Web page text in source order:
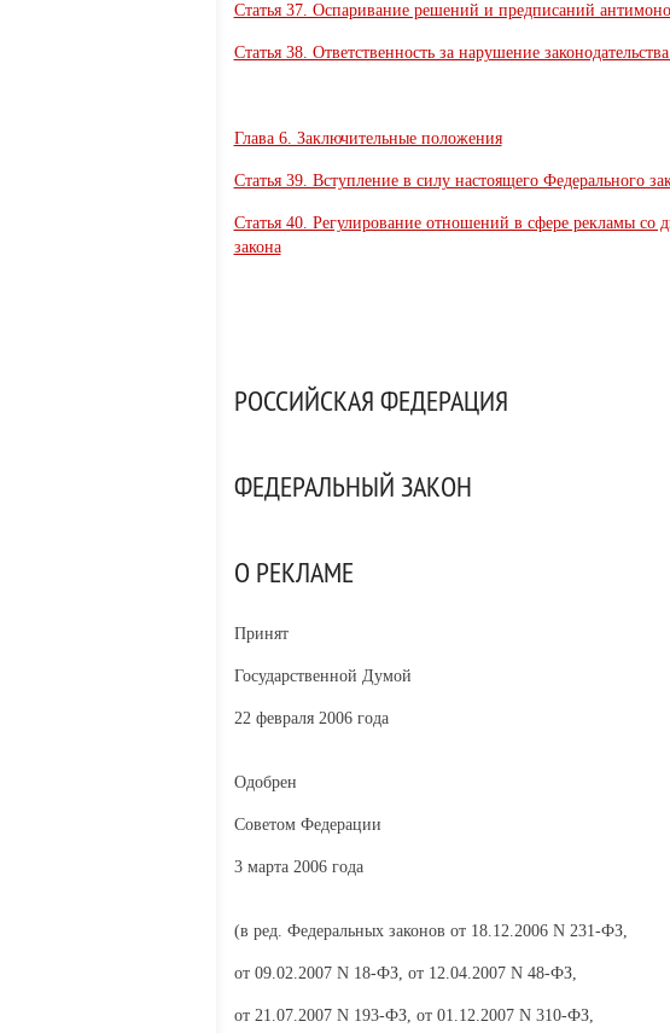
Статья 37. Оспаривание решений и предписаний
Статья 38. Ответственность за нарушение
Глава 6. Заключительные положения
Статья 39. Вступление в силу настоящего Федерального
Статья 40. Регулирование отношений в сфере рекламы со
закона
РОССИЙСКАЯ ФЕДЕРАЦИЯ
ФЕДЕРАЛЬНЫЙ ЗАКОН
О РЕКЛАМЕ
Принят
Государственной Думой
22 февраля 2006 года
Одобрен
Советом Федерации
3 марта 2006 года
(в ред. Федеральных законов от 18.12.2006 N 231-ФЗ,
от 09.02.2007 N 18-ФЗ, от 12.04.2007 N 48-ФЗ,
от 21.07.2007 N 193-ФЗ, от 01.12.2007 N 310-ФЗ,